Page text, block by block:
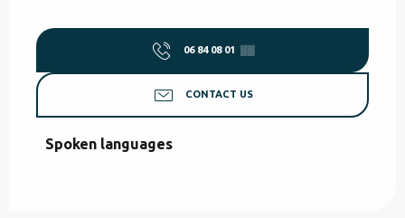
06 84 08 01 ▒▒
CONTACT US
Spoken languages
Spoken languages